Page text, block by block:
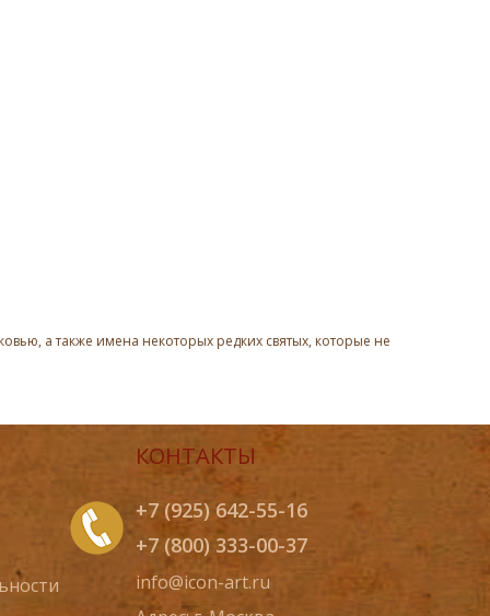
а также имена некоторых редких святых, которые не
КОНТАКТЫ
+7 (925) 642-55-16
+7 (800) 333-00-37
info@icon-art.ru